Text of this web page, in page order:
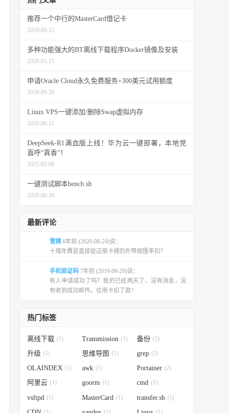
推荐一个中行的MasterCard借记卡
2019-09-15
多种功能强大的BT离线下载程序Docker镜像及安装
2020-01-15
申请Oracle Cloud永久免费服务+300美元试用额度
2019-09-20
Linux VPS一键添加/删除Swap虚拟内存
2019-06-11
DeepSeek-R1满血版上线！华为云一键部署，本地党
直呼“真香”！
2025-02-08
一键测试脚本bench.sh
2019-06-30
最新评论
雪姨 6年前 (2020-08-24)说：
十塊年費是直接從這張卡裡的外幣按匯率扣？
手机验证码 7年前 (2019-09-20)说：
有人申请成功了吗？我的已经两天了，没有消息，没
有收到成功邮件。信用卡扣了款！
热门标签
离线下载 (1) Transmission (1) 备份 (2)
升级 (1) 思维导图 (1) grep (2)
OLAINDEX (1) awk (1) Portainer (2)
阿里云 (1) goorm (1) cmd (1)
vsftpd (1) MasterCard (1) transfer.sh (1)